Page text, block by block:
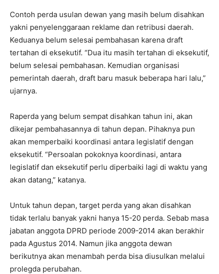
Contoh perda usulan dewan yang masih belum disahkan
yakni penyelenggaraan reklame dan retribusi daerah.
Keduanya belum selesai pembahasan karena draft
tertahan di eksekutif. “Dua itu masih tertahan di eksekutif,
belum selesai pembahasan. Kemudian organisasi
pemerintah daerah, draft baru masuk beberapa hari lalu,”
ujarnya.
Raperda yang belum sempat disahkan tahun ini, akan
dikejar pembahasannya di tahun depan. Pihaknya pun
akan memperbaiki koordinasi antara legislatif dengan
eksekutif. “Persoalan pokoknya koordinasi, antara
legislatif dan eksekutif perlu diperbaiki lagi di waktu yang
akan datang,” katanya.
Untuk tahun depan, target perda yang akan disahkan
tidak terlalu banyak yakni hanya 15-20 perda. Sebab masa
jabatan anggota DPRD periode 2009-2014 akan berakhir
pada Agustus 2014. Namun jika anggota dewan
berikutnya akan menambah perda bisa diusulkan melalui
prolegda perubahan.